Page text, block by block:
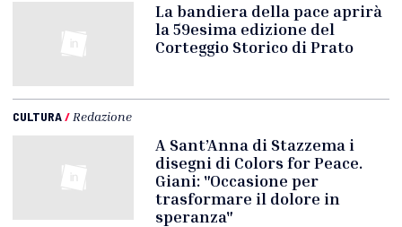
La bandiera della pace aprirà
la 59esima edizione del
Corteggio Storico di Prato
CULTURA/ Redazione
A Sant’Anna di Stazzema i
disegni di Colors for Peace.
Giani: "Occasione per
trasformare il dolore in
speranza"